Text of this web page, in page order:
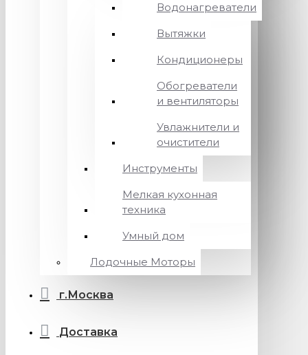
Водонагреватели
Вытяжки
Кондиционеры
Обогреватели
и вентиляторы
Увлажнители и
очистители
Инструменты
Мелкая кухонная
техника
Умный дом
Лодочные Моторы
г.Москва
Доставка